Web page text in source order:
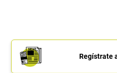
Regístrate